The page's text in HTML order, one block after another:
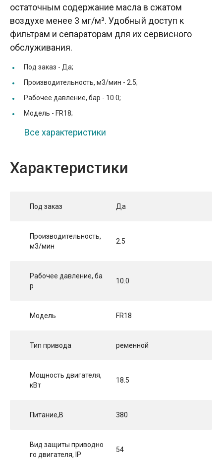
остаточным содержание масла в сжатом
воздухе менее 3 мг/м³. Удобный доступ к
фильтрам и сепараторам для их сервисного
обслуживания.
Под заказ - Да;
Производительность, м3/мин - 2.5;
Рабочее давление, бар - 10.0;
Модель - FR18;
Все характеристики
Характеристики
Под заказ Да
Производительность,
м3/мин
2.5
Рабочее давление, ба
р
10.0
Модель FR18
Тип привода ременной
Мощность двигателя,
кВт
18.5
Питание,В 380
Вид защиты приводно
го двигателя, IP
54